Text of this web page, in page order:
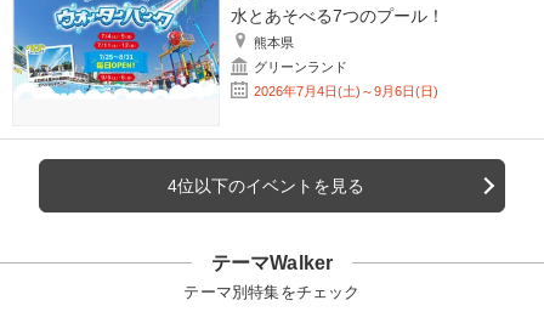
水とあそべる7つのプール！
熊本県
グリーンランド
2026年7月4日(土)～9月6日(日)
4位以下のイベントを見る
テーマWalker
テーマ別特集をチェック